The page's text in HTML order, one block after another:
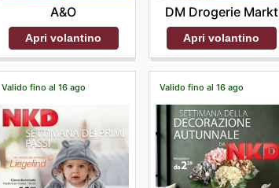
A&O
Apri volantino
DM Drogerie Markt
Apri volantino
Valido fino al 16 ago Valido fino al 16 ago